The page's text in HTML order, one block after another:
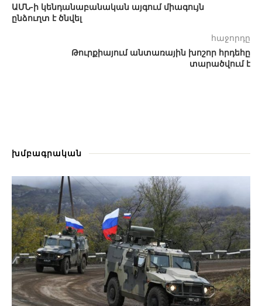
ԱՄՆ-ի կենդանաբանական այգում միագույն
ընձուղտ է ծնվել
հաջորդը
Թուրքիայում անտառային խոշոր հրդեհը
տարածվում է
խմբագրական